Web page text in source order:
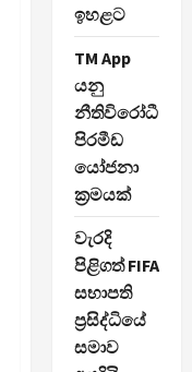
ඉහළට
TM App
යනු
නීතිවිරෝධී
පිරමීඩ
යෝජනා
ක්‍රමයක්
වැරදි
පිළිගත් FIFA
සභාපති
ප්‍රසිද්ධියේ
සමාව